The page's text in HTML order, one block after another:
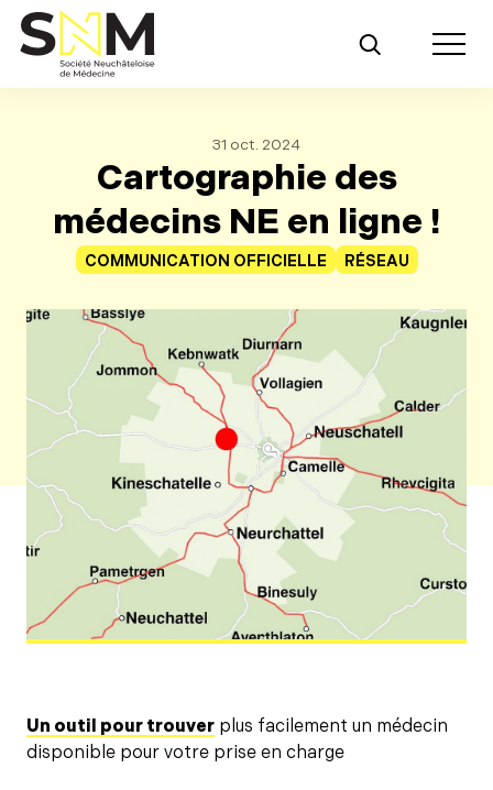
Retour au contenu principal
Toggle
31 oct. 2024
Cartographie des
médecins NE en ligne !
COMMUNICATION OFFICIELLE RÉSEAU
Un outil pour trouver plus facilement un médecin
disponible pour votre prise en charge